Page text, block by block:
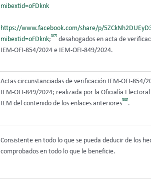
mibextid=oFDknk
https://www.facebook.com/share/p/
mibextid=oFDknk;
[37]
desahogados en acta de
IEM-OFI-854/2024 e IEM-OFI-849/2024.
Actas circunstanciadas de verificación IEM-OFI-854/
IEM-OFI-849/2024; realizada por la Oficialía Electoral
IEM del contenido de los enlaces anteriores
[38]
.
Consistente en todo lo que se pueda deducir de los
comprobados en todo lo que le beneficie.